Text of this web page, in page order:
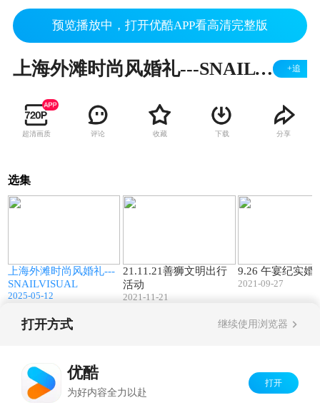
预览播放中，打开优酷APP看高清完整版
上海外滩时尚风婚礼---SNAILVISUAL +追
超清画质 评论 收藏 下载 分享
选集
上海外滩时尚风婚礼---
SNAILVISUAL
2025-05-12
21.11.21善狮文明出行
活动
2021-11-21
9.26 午宴纪实婚
2021-09-27
打开方式 继续使用浏览器
优酷
为好内容全力以赴
打开